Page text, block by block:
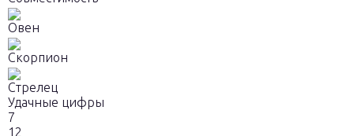
Овен
Скорпион
Стрелец
Удачные цифры
7
12